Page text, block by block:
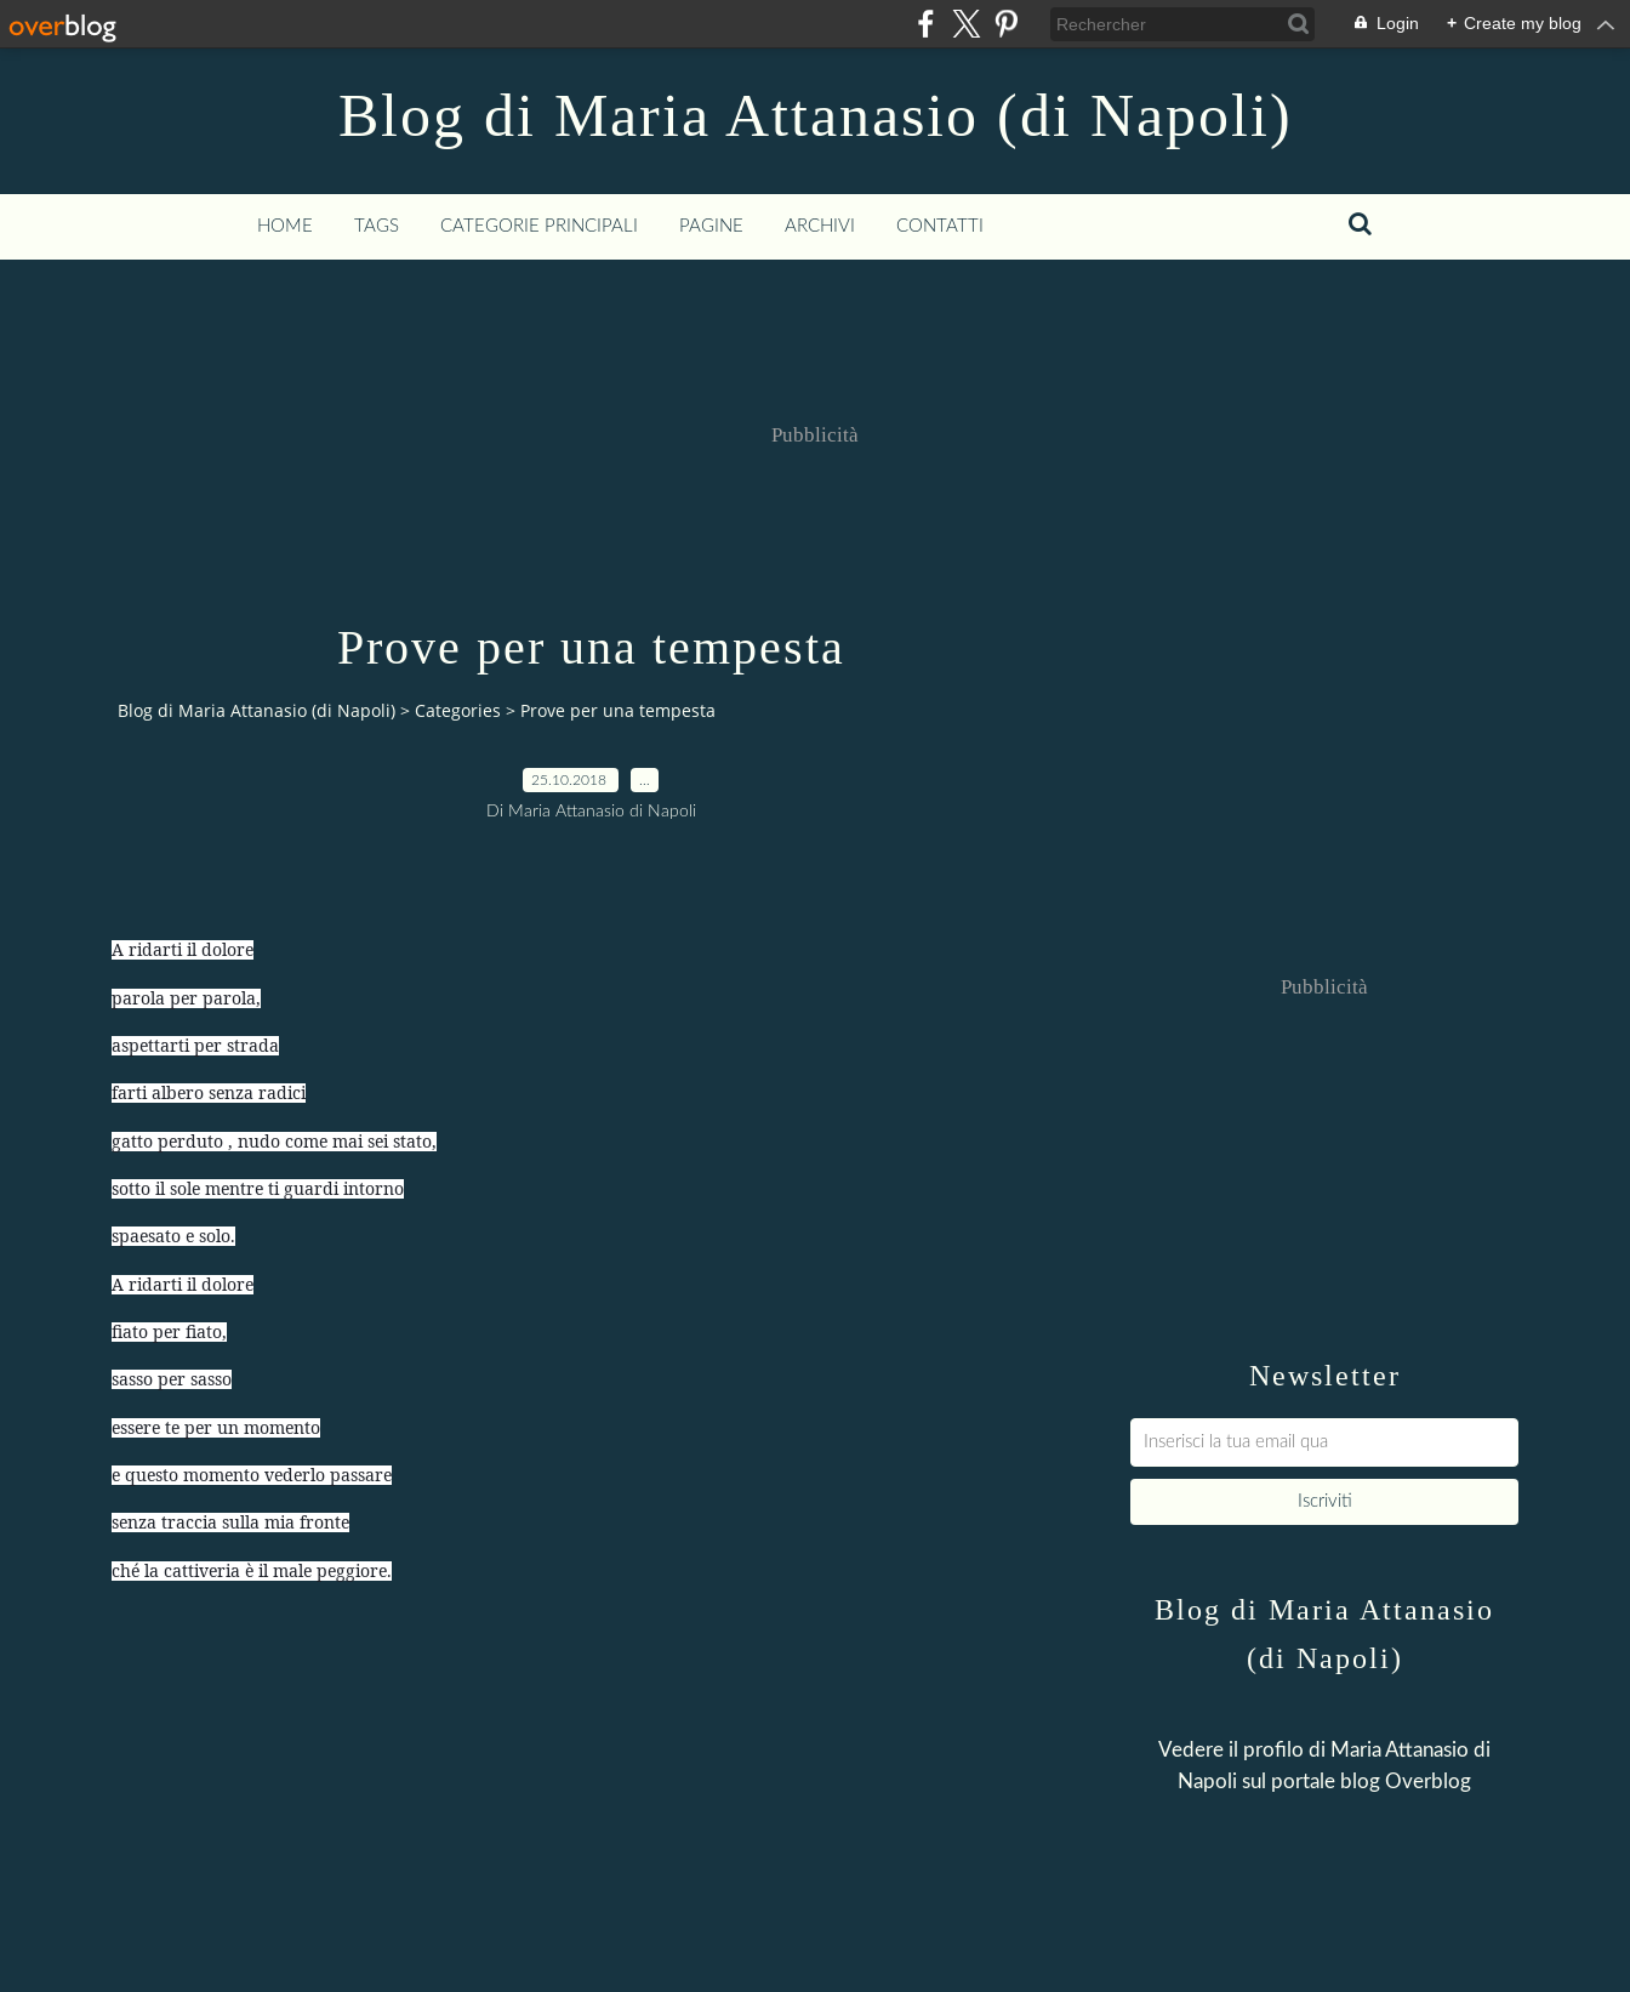
Login + Create my blog
Blog di Maria Attanasio (di Napoli)
HOME TAGS CATEGORIE PRINCIPALI PAGINE ARCHIVI CONTATTI
Pubblicità
Prove per una tempesta
Blog di Maria Attanasio (di Napoli) > Categories > Prove per una tempesta
25.10.2018
Di Maria Attanasio di Napoli
A ridarti il dolore
parola per parola,
aspettarti per strada
farti albero senza radici
gatto perduto , nudo come mai sei stato,
sotto il sole mentre ti guardi intorno
spaesato e solo.
A ridarti il dolore
fiato per fiato,
sasso per sasso
essere te per un momento
e questo momento vederlo passare
senza traccia sulla mia fronte
ché la cattiveria è il male peggiore.
Newsletter
Pubblicità
Blog di Maria Attanasio
(di Napoli)
Vedere il profilo di Maria Attanasio di
Napoli sul portale blog Overblog